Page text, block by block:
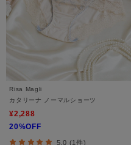
Risa Magli
カタリーナ ノーマルショーツ
¥2,288
20%OFF
5.0 (1件)